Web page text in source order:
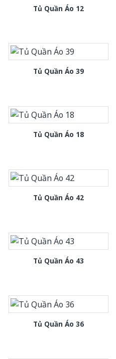
Tủ Quần Áo 12
Tủ Quần Áo 39
Tủ Quần Áo 18
Tủ Quần Áo 42
Tủ Quần Áo 43
Tủ Quần Áo 36